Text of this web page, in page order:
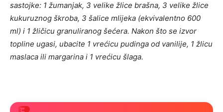
sastojke: 1 žumanjak, 3 velike žlice brašna, 3 velike žlice
kukuruznog škroba, 3 šalice mlijeka (ekvivalentno 600
ml) i 1 žličicu granuliranog šećera. Nakon što se izvor
topline ugasi, ubacite 1 vrećicu pudinga od vanilije, 1 žlicu
maslaca ili margarina i 1 vrećicu šlaga.